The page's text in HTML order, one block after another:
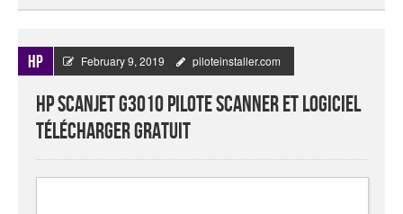
HP February 9, 2019 piloteinstaller.com
HP Scanjet G3010 Pilote Scanner Et Logiciel
Télécharger Gratuit